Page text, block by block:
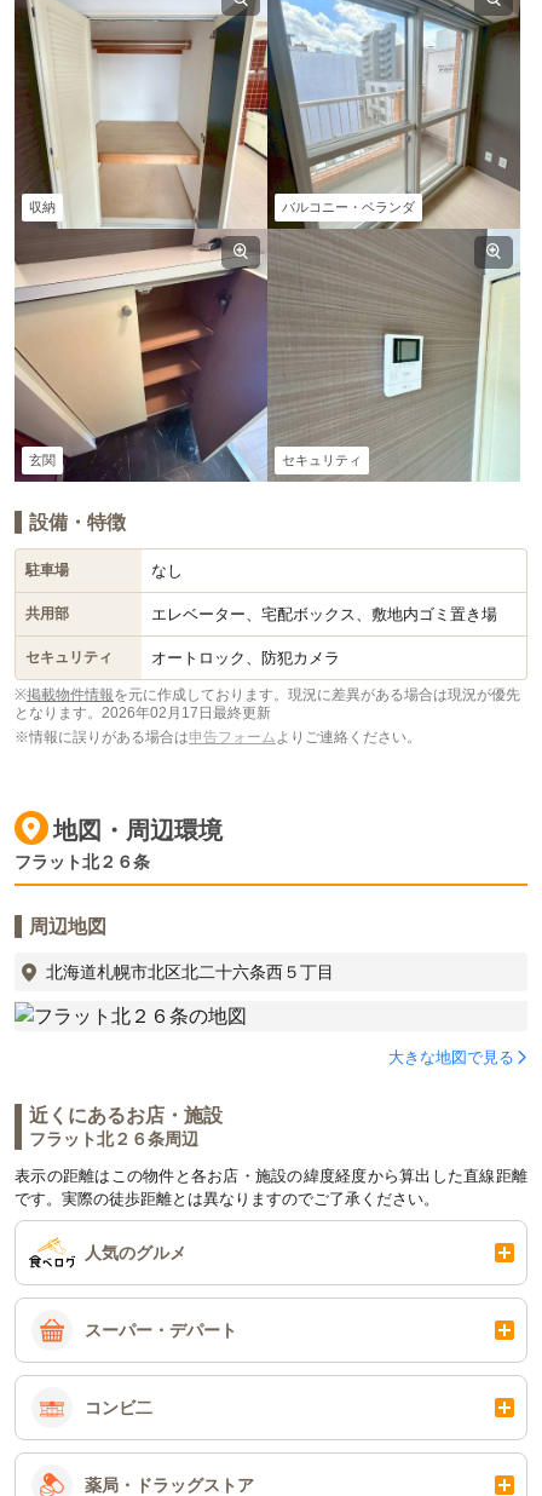
収納 バルコニー・ベランダ
玄関 セキュリティ
設備・特徴
駐車場 なし
共用部 エレベーター、宅配ボックス、敷地内ゴミ置き場
セキュリティ オートロック、防犯カメラ
※掲載物件情報を元に作成しております。現況に差異がある場合は現況が優先
となります。 2026年02月17日最終更新
※情報に誤りがある場合は申告フォーム よりご連絡ください。
地図・周辺環境
フラット北２６条
周辺地図
北海道札幌市北区北二十六条西５丁目
大きな地図で見る
近くにあるお店・施設
フラット北２６条周辺
表示の距離はこの物件と各お店・施設の緯度経度から算出した直線距離
です。実際の徒歩距離とは異なりますのでご了承ください。
人気のグルメ
スーパー・デパート
コンビ二
薬局・ドラッグストア